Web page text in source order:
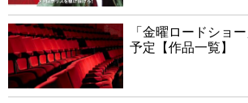
「金曜ロードショ
予定【作品一覧】